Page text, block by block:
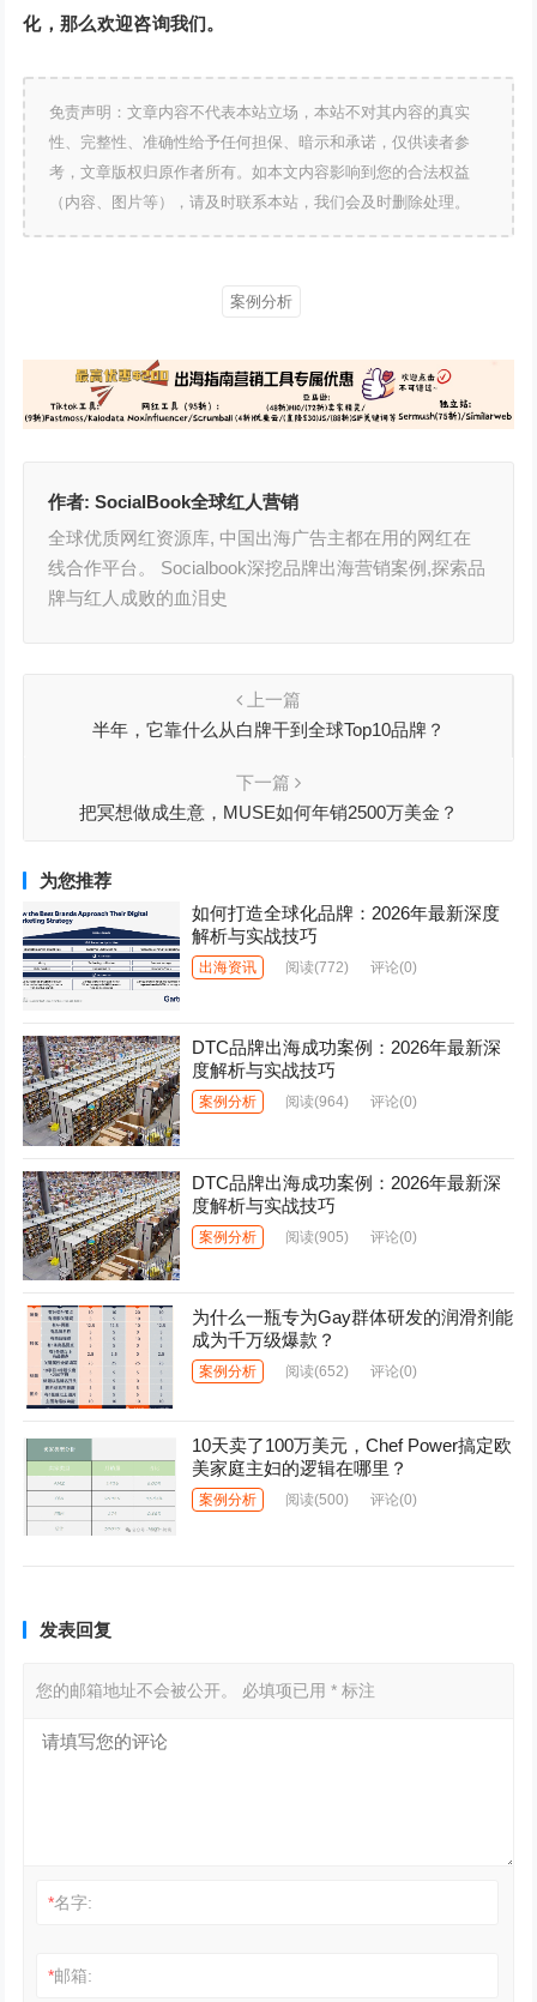
化，那么欢迎咨询我们。
免责声明：文章内容不代表本站立场，本站不对其内容的真实
性、完整性、准确性给予任何担保、暗示和承诺，仅供读者参
考，文章版权归原作者所有。如本文内容影响到您的合法权益
（内容、图片等），请及时联系本站，我们会及时删除处理。
案例分析
作者:SocialBook全球红人营销
全球优质网红资源库, 中国出海广告主都在用的网红在
线合作平台。 Socialbook深挖品牌出海营销案例,探索品
牌与红人成败的血泪史
上一篇
半年，它靠什么从白牌干到全球Top10品牌？
下一篇
把冥想做成生意，MUSE如何年销2500万美金？
为您推荐
如何打造全球化品牌：2026年最新深度
解析与实战技巧
出海资讯 阅读(772) 评论(0)
DTC品牌出海成功案例：2026年最新深
度解析与实战技巧
案例分析 阅读(964) 评论(0)
DTC品牌出海成功案例：2026年最新深
度解析与实战技巧
案例分析 阅读(905) 评论(0)
为什么一瓶专为Gay群体研发的润滑剂能
成为千万级爆款？
案例分析 阅读(652) 评论(0)
10天卖了100万美元，Chef Power搞定欧
美家庭主妇的逻辑在哪里？
案例分析 阅读(500) 评论(0)
发表回复
您的邮箱地址不会被公开。 必填项已用* 标注
*名字:
*邮箱: